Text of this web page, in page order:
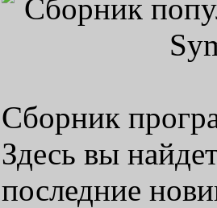
Сборник
Здесь вы
последние